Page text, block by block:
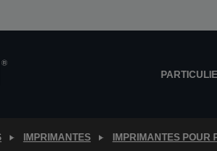
IMPRIMANTES IMPRIMANTES POUR